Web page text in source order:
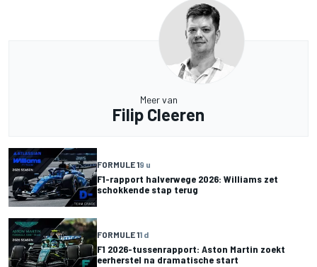
Meer van
Filip Cleeren
FORMULE 19 u
F1-rapport halverwege 2026: Williams zet
schokkende stap terug
FORMULE 11 d
F1 2026-tussenrapport: Aston Martin zoekt
eerherstel na dramatische start